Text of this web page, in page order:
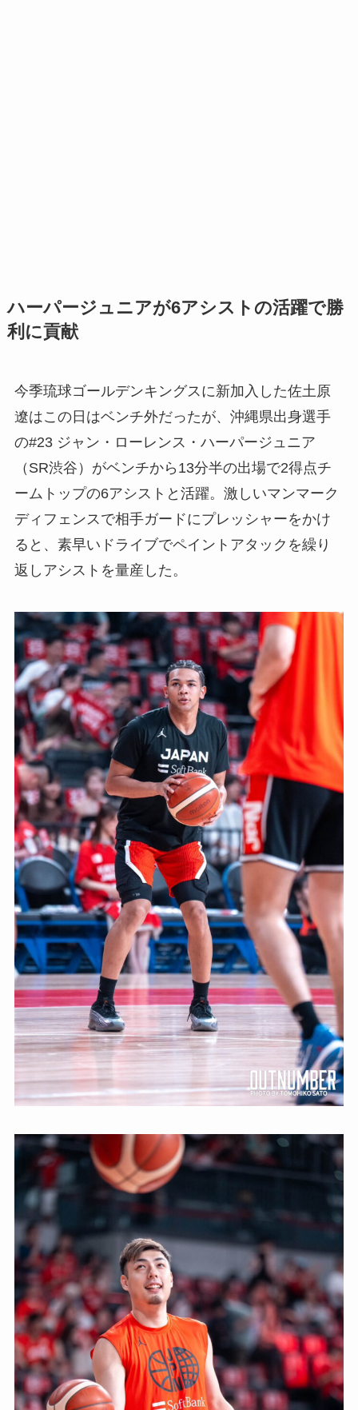
ハーパージュニアが6アシストの活躍で勝
利に貢献
今季琉球ゴールデンキングスに新加入した佐土原
遼はこの日はベンチ外だったが、沖縄県出身選手
の#23 ジャン・ローレンス・ハーパージュニア
（SR渋谷）がベンチから13分半の出場で2得点チ
ームトップの6アシストと活躍。激しいマンマーク
ディフェンスで相手ガードにプレッシャーをかけ
ると、素早いドライブでペイントアタックを繰り
返しアシストを量産した。